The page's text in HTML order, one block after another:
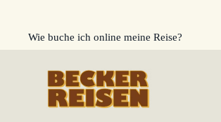
Zum Hauptinhalt springen
Wie buche ich online meine Reise?